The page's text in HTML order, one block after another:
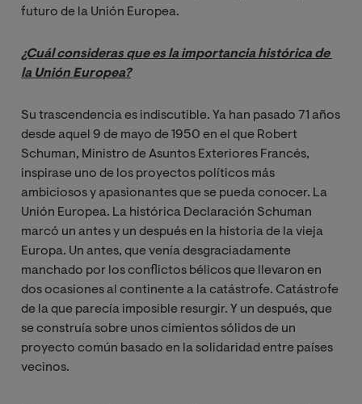
futuro de la Unión Europea.
¿Cuál consideras que es la importancia histórica de
la Unión Europea?
Su trascendencia es indiscutible. Ya han pasado 71 años
desde aquel 9 de mayo de 1950 en el que Robert
Schuman, Ministro de Asuntos Exteriores Francés,
inspirase uno de los proyectos políticos más
ambiciosos y apasionantes que se pueda conocer. La
Unión Europea. La histórica Declaración Schuman
marcó un antes y un después en la historia de la vieja
Europa. Un antes, que venía desgraciadamente
manchado por los conflictos bélicos que llevaron en
dos ocasiones al continente a la catástrofe. Catástrofe
de la que parecía imposible resurgir. Y un después, que
se construía sobre unos cimientos sólidos de un
proyecto común basado en la solidaridad entre países
vecinos.